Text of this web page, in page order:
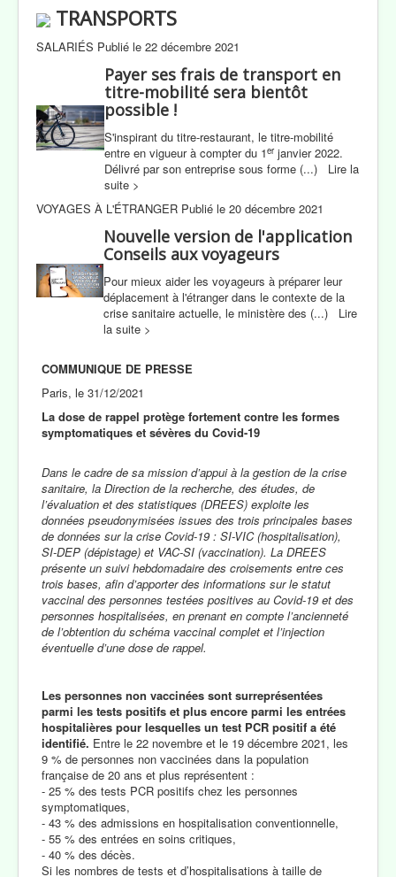
TRANSPORTS
SALARIÉS Publié le 22 décembre 2021
Payer ses frais de transport en
titre-mobilité sera bientôt
possible !
S'inspirant du titre-restaurant, le titre-mobilité
entre en vigueur à compter du 1er janvier 2022.
Délivré par son entreprise sous forme (...) Lire la
suite >
VOYAGES À L'ÉTRANGER Publié le 20 décembre 2021
Nouvelle version de l'application
Conseils aux voyageurs
Pour mieux aider les voyageurs à préparer leur
déplacement à l'étranger dans le contexte de la
crise sanitaire actuelle, le ministère des (...) Lire
la suite >
COMMUNIQUE DE PRESSE
Paris, le 31/12/2021
La dose de rappel protège fortement contre les formes
symptomatiques et sévères du Covid-19
Dans le cadre de sa mission d’appui à la gestion de la crise
sanitaire, la Direction de la recherche, des études, de
l’évaluation et des statistiques (DREES) exploite les
données pseudonymisées issues des trois principales bases
de données sur la crise Covid-19 : SI-VIC (hospitalisation),
SI-DEP (dépistage) et VAC-SI (vaccination). La DREES
présente un suivi hebdomadaire des croisements entre ces
trois bases, afin d’apporter des informations sur le statut
vaccinal des personnes testées positives au Covid-19 et des
personnes hospitalisées, en prenant en compte l’ancienneté
de l’obtention du schéma vaccinal complet et l’injection
éventuelle d’une dose de rappel.
Les personnes non vaccinées sont surreprésentées
parmi les tests positifs et plus encore parmi les entrées
hospitalières pour lesquelles un test PCR positif a été
identifié. Entre le 22 novembre et le 19 décembre 2021, les
9 % de personnes non vaccinées dans la population
française de 20 ans et plus représentent :
- 25 % des tests PCR positifs chez les personnes
symptomatiques,
- 43 % des admissions en hospitalisation conventionnelle,
- 55 % des entrées en soins critiques,
- 40 % des décès.
Si les nombres de tests et d’hospitalisations à taille de